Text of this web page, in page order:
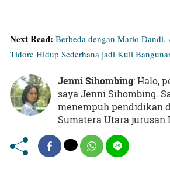
Next Read: Berbeda dengan Mario
Tidore Hidup Sederhana jadi Kuli
Jenni Sihombing: Halo,
saya Jenni Sihombing.
menempuh pendidikan
Sumatera Utara jurusan